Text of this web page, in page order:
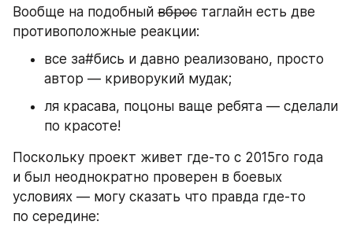
Вообще на подобный вброс таглайн есть две
противоположные реакции:
все за#бись и давно реализовано, просто
автор — криворукий мудак;
ля красава, поцоны ваще ребята — сделали
по красоте!
Поскольку проект живет где-то с 2015го года
и был неоднократно проверен в боевых
условиях — могу сказать что правда где-то
по середине: